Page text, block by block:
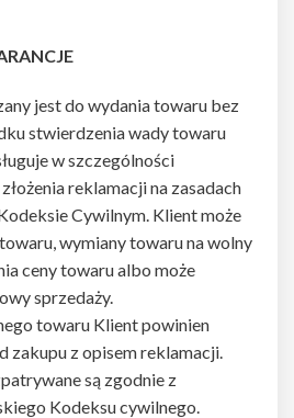
jest do wydania towaru bez
stwierdzenia wady towaru
w szczególności
reklamacji na zasadach
Cywilnym. Klient może
wymiany towaru na wolny
ceny towaru albo może
sprzedaży.
towaru Klient powinien
zakupu z opisem reklamacji.
są zgodnie z
Kodeksu cywilnego.